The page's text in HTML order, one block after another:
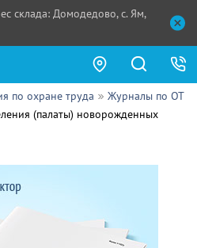
склада: Домодедово, с. Ям,
по охране труда
Журналы по ОТ
(палаты) новорожденных